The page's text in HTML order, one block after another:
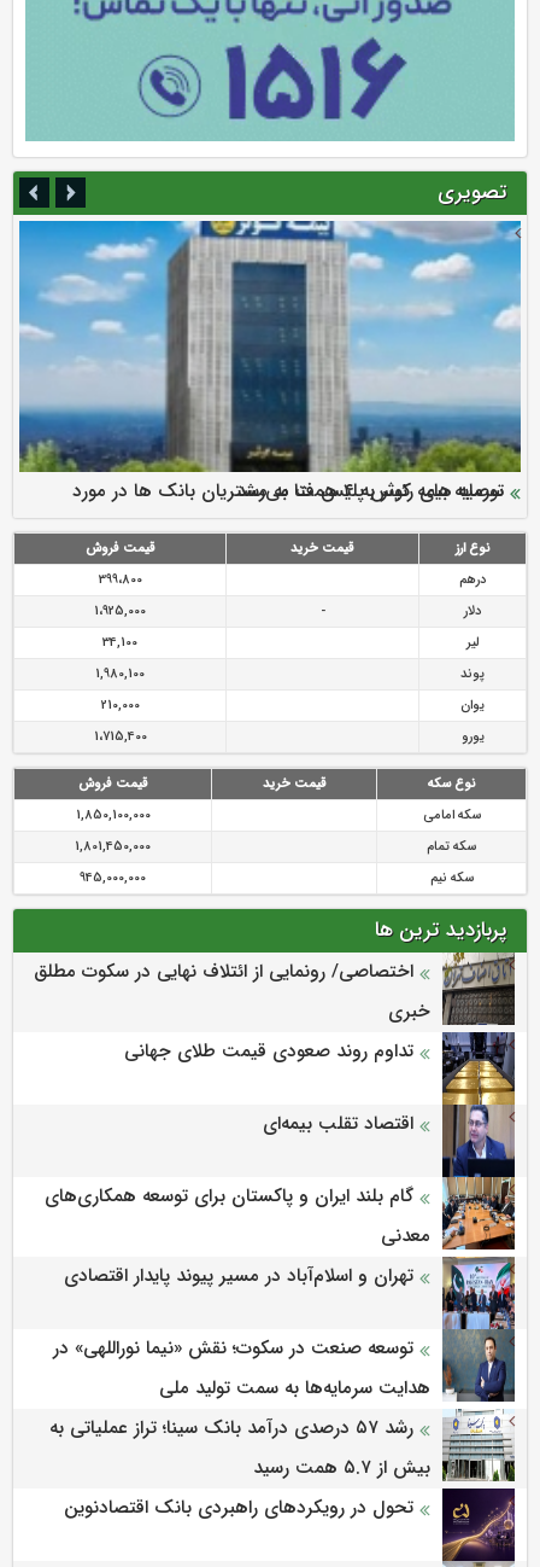
تصویری
ارزش سهام عدالت بالا رفت
سرمایه بیمه کوثر به ۴ همت می‌رسد
نود ثانیه با فولاد سنگان
تقدیر دبیرکل سندیکای بیمه گران ایران از اقدامات مدیرعامل بیمه
رازی
توصیه های رئیس پلیس فتا به مشتریان بانک ها در مورد
پیشگیری از سرقت های مجازی
نوع ارز قیمت خرید
قیمت فروش
درهم
399،800
دلار
-
1،925,000
لیر
34,100
پوند
1,980,100
یوان
210,000
یورو
1،715,400
نوع سکه قیمت خرید
قیمت فروش
سکه امامی
1,850,100,000
سکه تمام
1,801,450,000
سکه نیم
945,000,000
پربازدید ترین ها
اختصاصی/ رونمایی از ائتلاف‌ نهایی در سکوت مطلق
خبری
تداوم روند صعودی قیمت طلای جهانی
اقتصاد تقلب بیمه‌ای
گام بلند ایران و پاکستان برای توسعه همکاری‌های
معدنی
تهران و اسلام‌آباد در مسیر پیوند پایدار اقتصادی
توسعه صنعت در سکوت؛ نقش «نیما نوراللهی» در
هدایت سرمایه‌ها به سمت تولید ملی
رشد ۵۷ درصدی درآمد بانک سینا؛ تراز عملیاتی به
بیش از ۵.۷ همت رسید
تحول در رویکردهای راهبردی بانک اقتصادنوین